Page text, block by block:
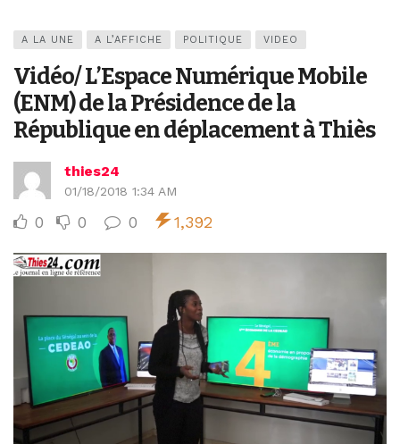
A LA UNE A L’AFFICHE POLITIQUE VIDEO
Vidéo/ L’Espace Numérique Mobile
(ENM) de la Présidence de la
République en déplacement à Thiès
thies24
01/18/2018 1:34 AM
0 0 0 1,392